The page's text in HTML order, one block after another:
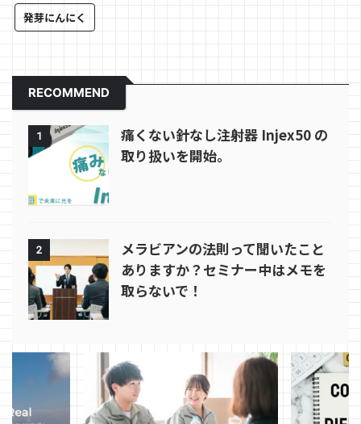
発芽にんにく
RECOMMEND
1
痛くない針なし注射器 Injex50 の
取り扱いを開始。
2
メラビアンの法則って聞いたこと
ありますか？セミナー中はメモを
取らないで！